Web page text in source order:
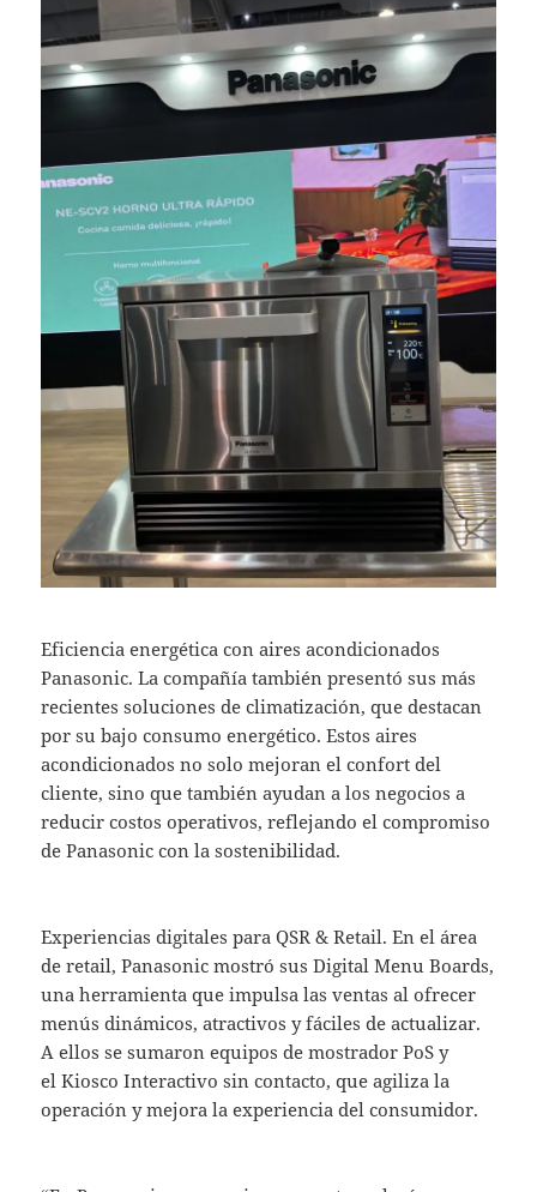
Eficiencia energética con aires acondicionados
Panasonic. La compañía también presentó sus más
recientes soluciones de climatización, que destacan
por su bajo consumo energético. Estos aires
acondicionados no solo mejoran el confort del
cliente, sino que también ayudan a los negocios a
reducir costos operativos, reflejando el compromiso
de Panasonic con la sostenibilidad.
Experiencias digitales para QSR & Retail. En el área
de retail, Panasonic mostró sus Digital Menu Boards,
una herramienta que impulsa las ventas al ofrecer
menús dinámicos, atractivos y fáciles de actualizar.
A ellos se sumaron equipos de mostrador PoS y
el Kiosco Interactivo sin contacto, que agiliza la
operación y mejora la experiencia del consumidor.